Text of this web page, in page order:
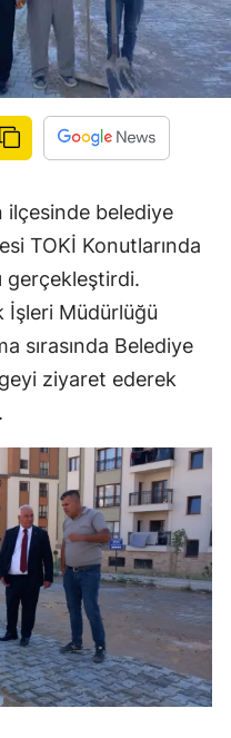
ilçesinde belediye
TOKİ Konutlarında
gerçekleştirdi.
İşleri Müdürlüğü
sırasında Belediye
ziyaret ederek